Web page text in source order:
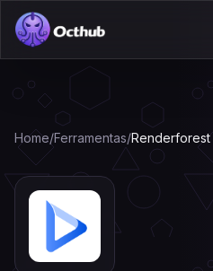
Home/Ferramentas/Renderforest